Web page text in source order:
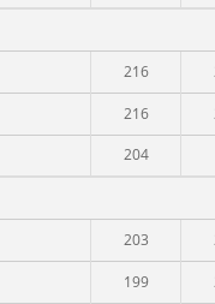
216
216
204
203
199